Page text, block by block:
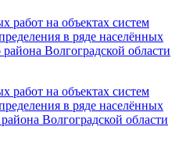
на объектах систем
в ряде населённых
Волгоградской области
на объектах систем
в ряде населённых
Волгоградской области